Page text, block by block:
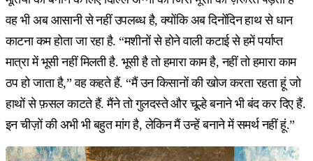
वह भी अब आसानी से नहीं उपलब्ध है, क्योंकि अब दिनोंदिन हाथ से धान
काटना कम होता जा रहा है. “मशीनों से होने वाली कटाई से हमें पर्याप्त
मात्रा में भूसी नहीं मिलती है. भूसी है तो हमारा काम है, नहीं तो हमारा काम
ठप हो जाता है,” वह कहते हैं. “मैं उन किसानों की खोज करता रहता हूं जो
हाथों से फ़सल काटते हैं. मैंने तो गुलदस्ते और चूल्हे बनाने भी बंद कर दिए हैं.
इन चीज़ों की अभी भी बहुत मांग है, लेकिन मैं उन्हें बनाने में समर्थ नहीं हूं.”